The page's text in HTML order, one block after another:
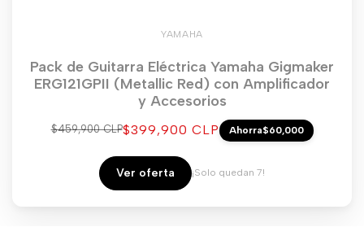
YAMAHA
Pack de Guitarra Eléctrica Yamaha Gigmaker
ERG121GPII (Metallic Red) con Amplificador
y Accesorios
Precio
$459,900 CLPPrecio
venta
$399,900 CLP Ahorra$60,000
Ver oferta ¡Solo quedan 7!